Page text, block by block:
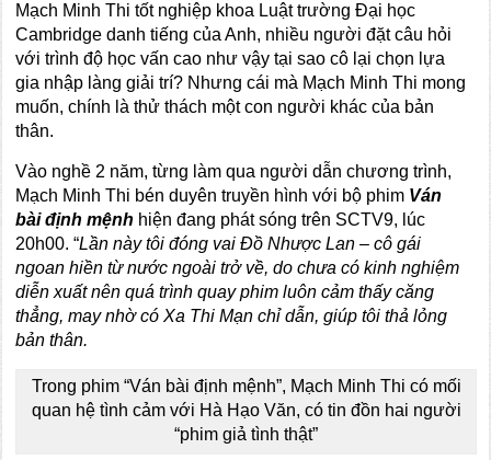
Mạch Minh Thi tốt nghiệp khoa Luật trường Đại học
Cambridge danh tiếng của Anh, nhiều người đặt câu hỏi
với trình độ học vấn cao như vậy tại sao cô lại chọn lựa
gia nhập làng giải trí? Nhưng cái mà Mạch Minh Thi mong
muốn, chính là thử thách một con người khác của bản
thân.
Vào nghề 2 năm, từng làm qua người dẫn chương trình,
Mạch Minh Thi bén duyên truyền hình với bộ phim Ván
bài định mệnh hiện đang phát sóng trên SCTV9, lúc
20h00. “Lần này tôi đóng vai Đồ Nhược Lan – cô gái
ngoan hiền từ nước ngoài trở về, do chưa có kinh nghiệm
diễn xuất nên quá trình quay phim luôn cảm thấy căng
thẳng, may nhờ có Xa Thi Mạn chỉ dẫn, giúp tôi thả lỏng
bản thân.
Trong phim “Ván bài định mệnh”, Mạch Minh Thi có mối
quan hệ tình cảm với Hà Hạo Văn, có tin đồn hai người
“phim giả tình thật”